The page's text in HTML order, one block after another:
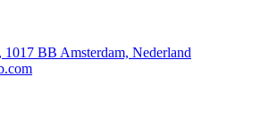
BB Amsterdam, Nederland